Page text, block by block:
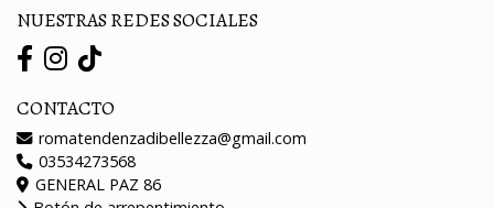
NUESTRAS REDES SOCIALES
CONTACTO
romatendenzadibellezza@gmail.com
03534273568
GENERAL PAZ 86